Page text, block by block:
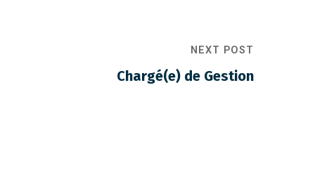
NEXT POST
Chargé(e) de Gestion